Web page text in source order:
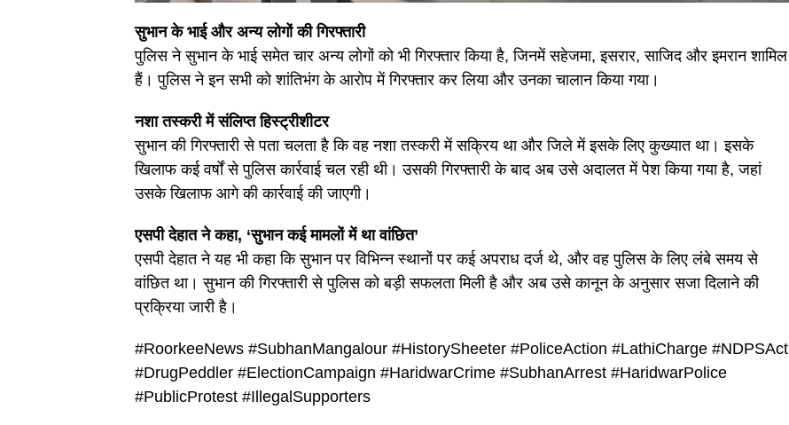
सुभान के भाई और अन्य लोगों की गिरफ्तारी
पुलिस ने सुभान के भाई समेत चार अन्य लोगों को भी गिरफ्तार किया है, जिनमें सहेजमा, इसरार, साजिद और इमरान शामिल
हैं। पुलिस ने इन सभी को शांतिभंग के आरोप में गिरफ्तार कर लिया और उनका चालान किया गया।
नशा तस्करी में संलिप्त हिस्ट्रीशीटर
सुभान की गिरफ्तारी से पता चलता है कि वह नशा तस्करी में सक्रिय था और जिले में इसके लिए कुख्यात था। इसके
खिलाफ कई वर्षों से पुलिस कार्रवाई चल रही थी। उसकी गिरफ्तारी के बाद अब उसे अदालत में पेश किया गया है, जहां
उसके खिलाफ आगे की कार्रवाई की जाएगी।
एसपी देहात ने कहा, ‘सुभान कई मामलों में था वांछित’
एसपी देहात ने यह भी कहा कि सुभान पर विभिन्न स्थानों पर कई अपराध दर्ज थे, और वह पुलिस के लिए लंबे समय से
वांछित था। सुभान की गिरफ्तारी से पुलिस को बड़ी सफलता मिली है और अब उसे कानून के अनुसार सजा दिलाने की
प्रक्रिया जारी है।
#RoorkeeNews #SubhanMangalour #HistorySheeter #PoliceAction #LathiCharge #NDPSAct
#DrugPeddler #ElectionCampaign #HaridwarCrime #SubhanArrest #HaridwarPolice
#PublicProtest #IllegalSupporters